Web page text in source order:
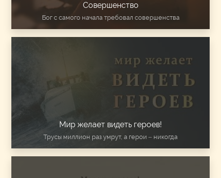
Совершенство
Бог с самого начала требовал совершенства
Мир желает видеть героев!
Трусы миллион раз умрут, а герои – никогда